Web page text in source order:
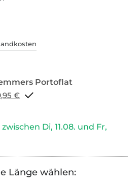
Portoflat schon ab 9,95 €
Di, 11.08. und Fr,
Länge wählen: